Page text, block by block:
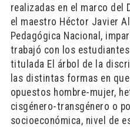
realizadas en el marco del
el maestro Héctor Javier
Pedagógica Nacional,
trabajó con los
titulada El árbol de la
las distintas formas en
opuestos hombre-mujer,
cisgénero-transgénero o
socioeconómica, nivel de